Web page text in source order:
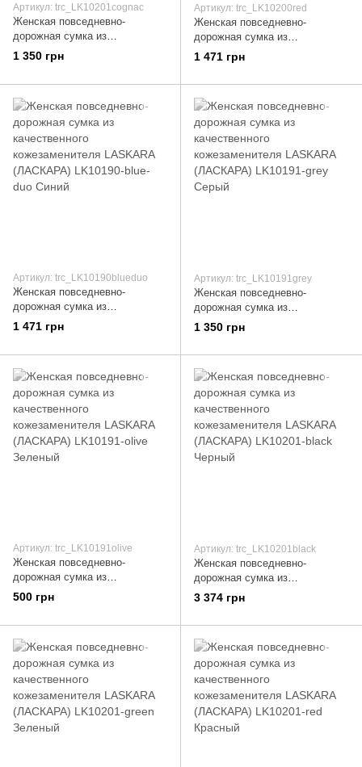
Артикул: trc_LK10201cognac
Женская повседневно-
дорожная сумка из
качественного кожезаменителя
LASKARA (ЛАСКАРА)
1 350 грн
Артикул: trc_LK10200red
Женская повседневно-
дорожная сумка из
качественного кожезаменителя
LASKARA (ЛАСКАРА) LK10200-
1 471 грн
Артикул: trc_LK10190blueduo
Женская повседневно-
дорожная сумка из
качественного кожезаменителя
LASKARA (ЛАСКАРА)
1 471 грн
Артикул: trc_LK10191grey
Женская повседневно-
дорожная сумка из
качественного кожезаменителя
LASKARA (ЛАСКАРА) LK10191-
1 350 грн
Артикул: trc_LK10191olive
Женская повседневно-
дорожная сумка из
качественного кожезаменителя
LASKARA (ЛАСКАРА)
500 грн
Артикул: trc_LK10201black
Женская повседневно-
дорожная сумка из
качественного кожезаменителя
LASKARA (ЛАСКАРА) LK10201-
3 374 грн